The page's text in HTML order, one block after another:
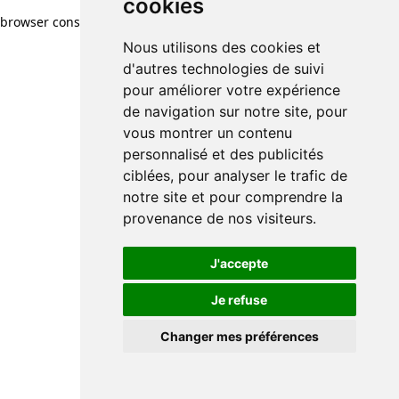
cookies
Nous utilisons des cookies et
d'autres technologies de suivi
pour améliorer votre expérience
de navigation sur notre site, pour
vous montrer un contenu
personnalisé et des publicités
ciblées, pour analyser le trafic de
notre site et pour comprendre la
provenance de nos visiteurs.
J'accepte
Je refuse
Changer mes préférences
browser console for more information)